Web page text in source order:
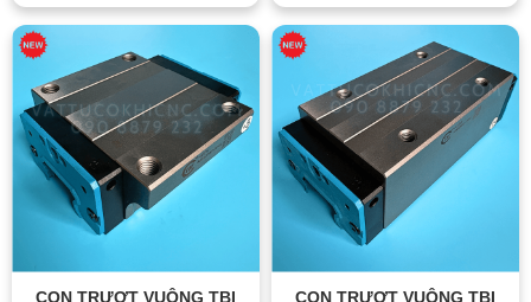
CON TRƯỢT VUÔNG TBI CON TRƯỢT VUÔNG TBI